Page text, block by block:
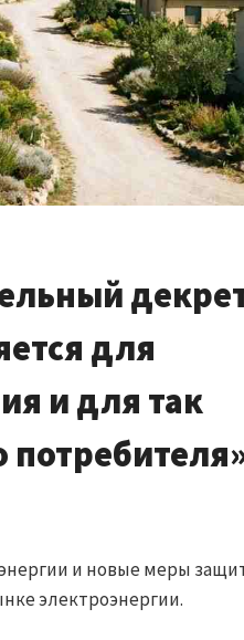
для
и для так
и новые меры
электроэнергии.